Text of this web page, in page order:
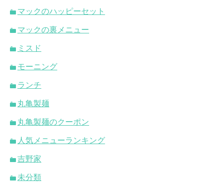
マックのハッピーセット
マックの裏メニュー
ミスド
モーニング
ランチ
丸亀製麺
丸亀製麺のクーポン
人気メニューランキング
吉野家
未分類